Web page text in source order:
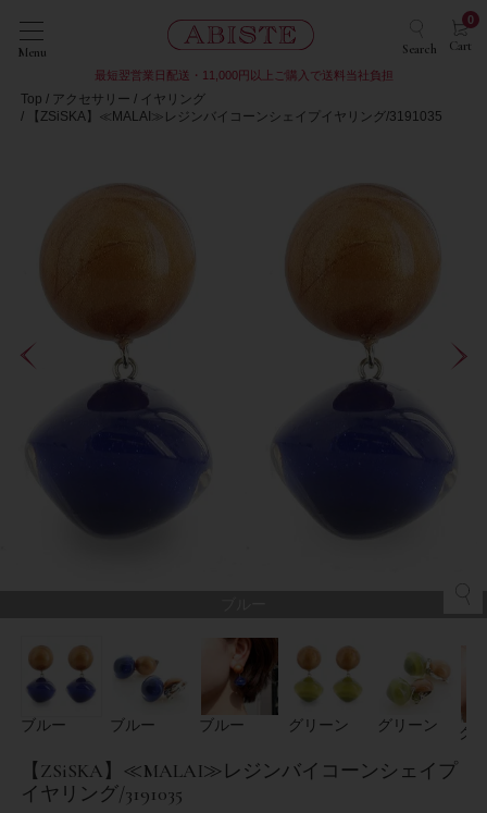
Menu Search Cart
0
最短翌営業日配送・11,000円以上ご購入で送料当社負担
Top アクセサリー
イヤリング
【ZSiSKA】≪MALAI≫レジンバイコーンシェイプイヤリング/3191035
ブルー ブルー ブルー グリーン グリーン グ
【ZSiSKA】≪MALAI≫レジンバイコーンシェイプ
イヤリング/3191035